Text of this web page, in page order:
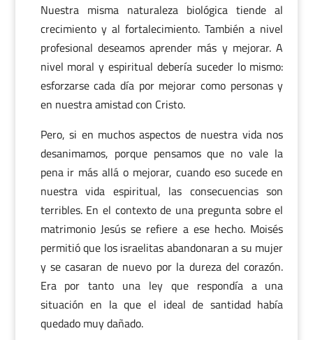
Nuestra misma naturaleza biológica tiende al
crecimiento y al fortalecimiento. También a nivel
profesional deseamos aprender más y mejorar. A
nivel moral y espiritual debería suceder lo mismo:
esforzarse cada día por mejorar como personas y
en nuestra amistad con Cristo.
Pero, si en muchos aspectos de nuestra vida nos
desanimamos, porque pensamos que no vale la
pena ir más allá o mejorar, cuando eso sucede en
nuestra vida espiritual, las consecuencias son
terribles. En el contexto de una pregunta sobre el
matrimonio Jesús se refiere a ese hecho. Moisés
permitió que los israelitas abandonaran a su mujer
y se casaran de nuevo por la dureza del corazón.
Era por tanto una ley que respondía a una
situación en la que el ideal de santidad había
quedado muy dañado.